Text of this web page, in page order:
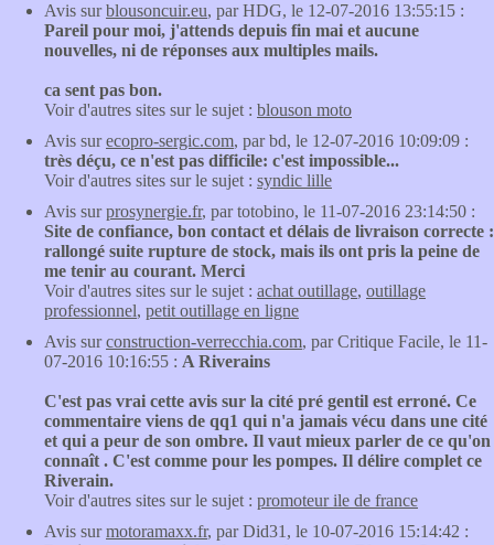
Avis surblousoncuir.eu, par HDG, le 12-07-2016 13:55:15 :
Pareil pour moi, j'attends depuis fin mai et aucune
nouvelles, ni de réponses aux multiples mails.
ca sent pas bon.
Voir d'autres sites sur le sujet : blouson moto
Avis surecopro-sergic.com, par bd, le 12-07-2016 10:09:09 :
très déçu, ce n'est pas difficile: c'est impossible...
Voir d'autres sites sur le sujet : syndic lille
Avis surprosynergie.fr, par totobino, le 11-07-2016 23:14:50 :
Site de confiance, bon contact et délais de livraison correcte :
rallongé suite rupture de stock, mais ils ont pris la peine de
me tenir au courant. Merci
Voir d'autres sites sur le sujet : achat outillage, outillage
professionnel, petit outillage en ligne
Avis surconstruction-verrecchia.com, par Critique Facile, le 11-
07-2016 10:16:55 : A Riverains
C'est pas vrai cette avis sur la cité pré gentil est erroné. Ce
commentaire viens de qq1 qui n'a jamais vécu dans une cité
et qui a peur de son ombre. Il vaut mieux parler de ce qu'on
connaît . C'est comme pour les pompes. Il délire complet ce
Riverain.
Voir d'autres sites sur le sujet : promoteur ile de france
Avis surmotoramaxx.fr, par Did31, le 10-07-2016 15:14:42 :